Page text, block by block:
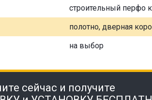
строительный перфо
полотно, дверная
на выбор
сейчас и получите